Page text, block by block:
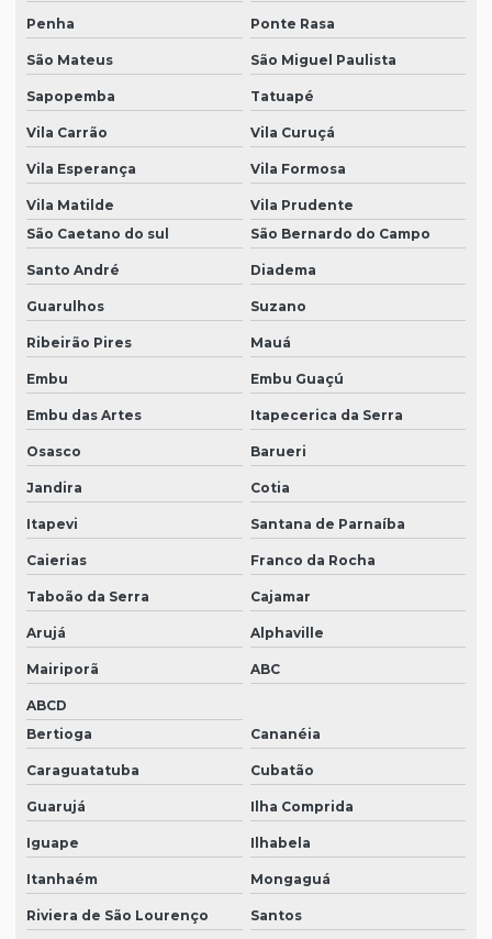
Penha Ponte Rasa
São Mateus São Miguel Paulista
Sapopemba Tatuapé
Vila Carrão Vila Curuçá
Vila Esperança Vila Formosa
Vila Matilde
Vila Prudente
São Caetano do sul
São Bernardo do Campo
Santo André Diadema
Guarulhos Suzano
Ribeirão Pires Mauá
Embu Embu Guaçú
Embu das Artes Itapecerica da Serra
Osasco Barueri
Jandira Cotia
Itapevi Santana de Parnaíba
Caierias Franco da Rocha
Taboão da Serra Cajamar
Arujá Alphaville
Mairiporã ABC
ABCD
Bertioga
Cananéia
Caraguatatuba Cubatão
Guarujá Ilha Comprida
Iguape Ilhabela
Itanhaém Mongaguá
Riviera de São Lourenço Santos